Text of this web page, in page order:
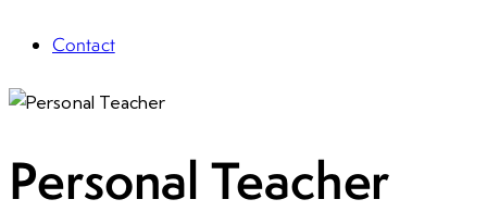
Contact
Personal Teacher